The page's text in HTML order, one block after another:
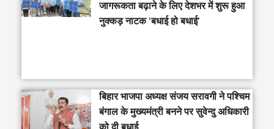
जागरूकता बढ़ाने के लिए देशभर में शुरू हुआ
नुक्कड़ नाटक ‘बधाई हो बधाई’
‎बिहार भाजपा अध्यक्ष संजय सरावगी ने पश्चिम
बंगाल के मुख्यमंत्री बनने पर सुवेन्दु अधिकारी